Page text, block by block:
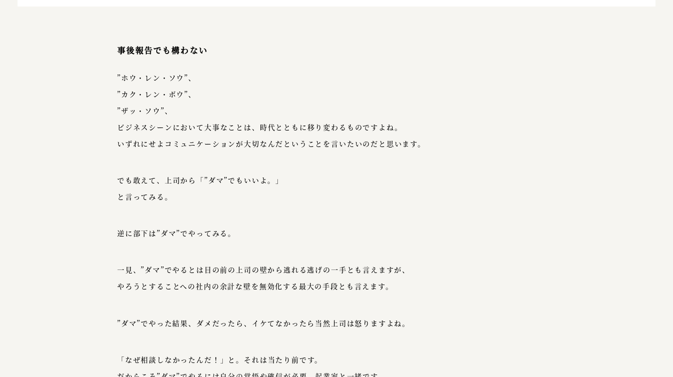
事後報告でも構わない
”ホウ・レン・ソウ”、
”カク・レン・ボウ”、
”ザッ・ソウ”、
ビジネスシーンにおいて大事なことは、時代とともに移り変わるものですよね。
いずれにせよコミュニケーションが大切なんだということを言いたいのだと思います。
でも敢えて、上司から「”ダマ”でもいいよ。」
と言ってみる。
逆に部下は”ダマ”でやってみる。
一見、”ダマ”でやるとは目の前の上司の壁から逃れる逃げの一手とも言えますが、
やろうとすることへの社内の余計な壁を無効化する最大の手段とも言えます。
”ダマ”でやった結果、ダメだったら、イケてなかったら当然上司は怒りますよね。
「なぜ相談しなかったんだ！」と。それは当たり前です。